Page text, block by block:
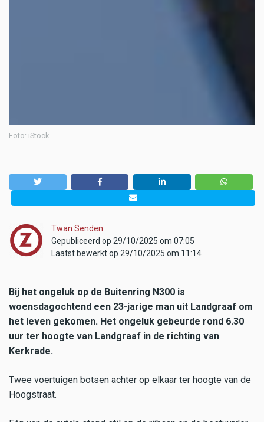
Foto: iStock
Twan Senden
Gepubliceerd op 29/10/2025 om 07:05
Laatst bewerkt op 29/10/2025 om 11:14
Bij het ongeluk op de Buitenring N300 is
woensdagochtend een 23-jarige man uit Landgraaf om
het leven gekomen. Het ongeluk gebeurde rond 6.30
uur ter hoogte van Landgraaf in de richting van
Kerkrade.
Twee voertuigen botsen achter op elkaar ter hoogte van de
Hoogstraat.